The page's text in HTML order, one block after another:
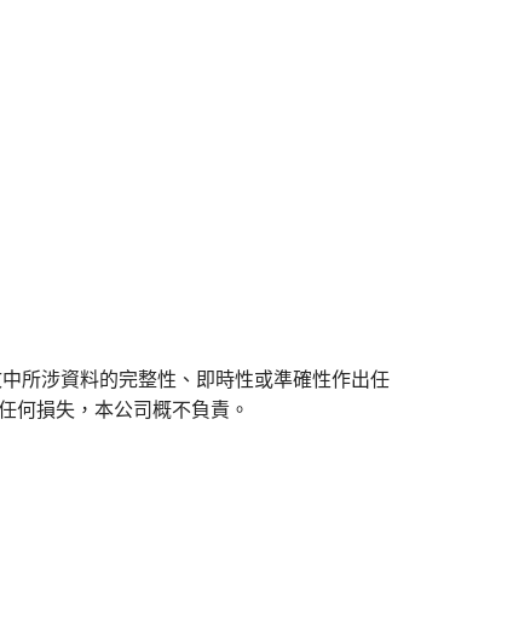
所涉資料的完整性、即時性或準確性作出任
何損失，本公司概不負責。